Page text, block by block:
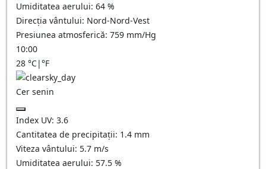
Umiditatea aerului: 64 %
Direcția vântului: Nord-Nord-Vest
Presiunea atmosferică: 759 mm/Hg
10:00
28 °C|°F
Cer senin
Index UV: 3.6
Cantitatea de precipitații: 1.4 mm
Viteza vântului: 5.7 m/s
Umiditatea aerului: 57.5 %